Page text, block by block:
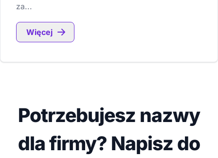
za...
Więcej
Potrzebujesz nazwy
dla firmy? Napisz do